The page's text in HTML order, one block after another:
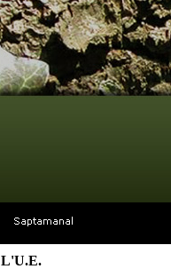
L'U.E.